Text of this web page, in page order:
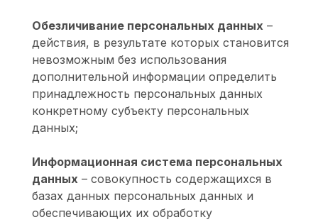
Обезличивание персональных данных –
действия, в результате которых становится
невозможным без использования
дополнительной информации определить
принадлежность персональных данных
конкретному субъекту персональных
данных;
Информационная система персональных
данных – совокупность содержащихся в
базах данных персональных данных и
обеспечивающих их обработку